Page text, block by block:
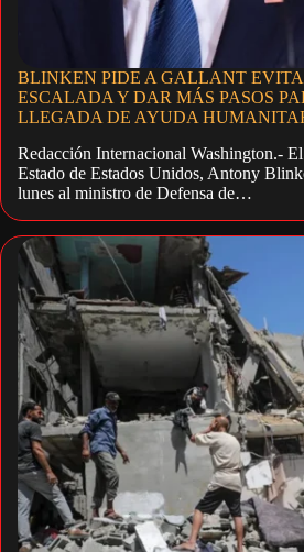
BLINKEN PIDE A GALLANT
ESCALADA Y DAR MÁS PASOS
LLEGADA DE AYUDA
Redacción Internacional Washington.-
Estado de Estados Unidos, Antony
lunes al ministro de Defensa de…